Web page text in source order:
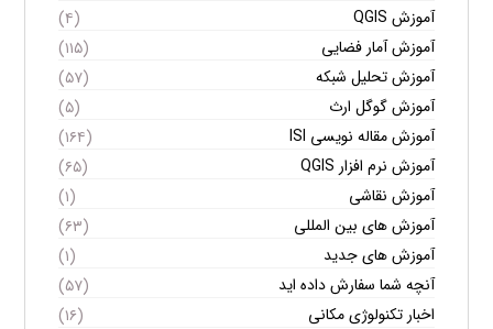
آموزش QGIS
(۴)
آموزش آمار فضایی
(۱۱۵)
آموزش تحلیل شبکه
(۵۷)
آموزش گوگل ارث
(۵)
آموزش مقاله نویسی ISI
(۱۶۴)
آموزش نرم افزار QGIS
(۶۵)
آموزش نقاشی
(۱)
آموزش های بین المللی
(۶۳)
آموزش های جدید
(۱)
آنچه شما سفارش داده اید
(۵۷)
اخبار تکنولوژی مکانی
(۱۶)